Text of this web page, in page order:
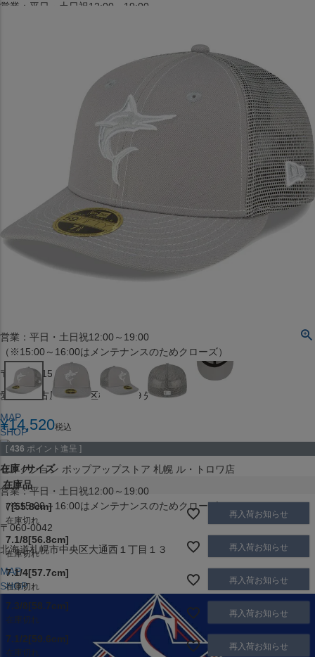
営業：平日・土日祝12:00～19:00
大阪府大阪市中央区西心斎橋1丁目6番14号
JR水道橋駅西口店
営業：土・日・祝日のみ 12:00-18:00
〒101-0061
東京都千代田区神田三崎町２丁目２２−１ 1F
営業：平日・土日祝12:00～19:00
（※15:00～16:00はメンテナンスのためクローズ）
〒453-0015
愛知県名古屋市中村区椿町６−９先
MAP
SHOP
セレクション ポップアップストア 札幌 ル・トロワ店
営業：平日・土日祝12:00～19:00
（※15:00～16:00はメンテナンスのためクローズ）
〒060-0042
北海道札幌市中央区大通西１丁目１３
MAP
SHOP
¥14,520税込
[ 436 ポイント進呈 ]
在庫 サイズ
在庫品
7[55.8cm]
在庫切れ
再入荷お知らせ
7.1/8[56.8cm]
在庫切れ
再入荷お知らせ
7.1/4[57.7cm]
在庫切れ
再入荷お知らせ
7.3/8[58.7cm]
在庫切れ
再入荷お知らせ
7.1/2[59.6cm]
在庫切れ
再入荷お知らせ